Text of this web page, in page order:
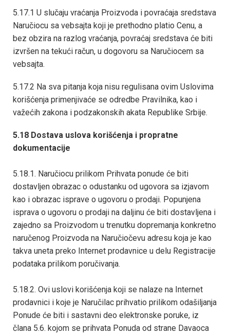
5.17.1 U slučaju vraćanja Proizvoda i povraćaja sredstava
Naručiocu sa vebsajta koji je prethodno platio Cenu, a
bez obzira na razlog vraćanja, povraćaj sredstava će biti
izvršen na tekući račun, u dogovoru sa Naručiocem sa
vebsajta.
5.17.2 Na sva pitanja koja nisu regulisana ovim Uslovima
korišćenja primenjivaće se odredbe Pravilnika, kao i
važećih zakona i podzakonskih akata Republike Srbije.
5.18 Dostava uslova korišćenja i propratne
dokumentacije
5.18.1. Naručiocu prilikom Prihvata ponude će biti
dostavljen obrazac o odustanku od ugovora sa izjavom
kao i obrazac isprave o ugovoru o prodaji. Popunjena
isprava o ugovoru o prodaji na daljinu će biti dostavljena i
zajedno sa Proizvodom u trenutku dopremanja konkretno
naručenog Proizvoda na Naručiočevu adresu koja je kao
takva uneta preko Internet prodavnice u delu Registracije
podataka prilikom poručivanja.
5.18.2. Ovi uslovi korišćenja koji se nalaze na Internet
prodavnici i koje je Naručilac prihvatio prilikom odašiljanja
Ponude će biti i sastavni deo elektronske poruke, iz
člana 5.6. kojom se prihvata Ponuda od strane Davaoca